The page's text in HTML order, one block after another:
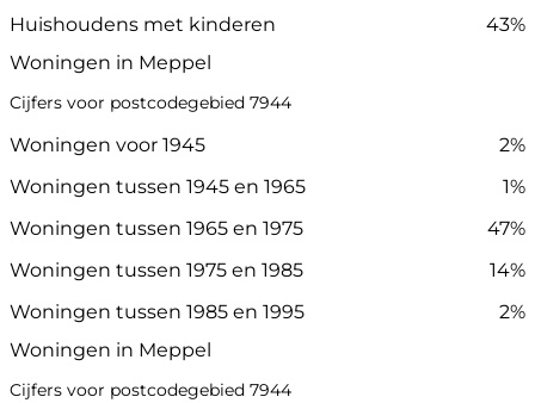
Huishoudens met kinderen
43%
Woningen in Meppel
Cijfers voor postcodegebied 7944
Woningen voor 1945
2%
Woningen tussen 1945 en 1965
1%
Woningen tussen 1965 en 1975
47%
Woningen tussen 1975 en 1985
14%
Woningen tussen 1985 en 1995
2%
Woningen in Meppel
Cijfers voor postcodegebied 7944